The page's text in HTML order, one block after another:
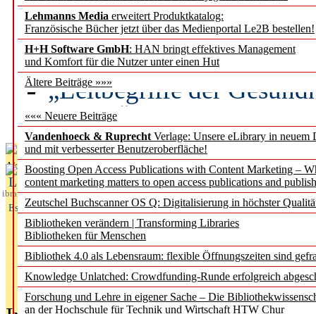
Lehmanns Media erweitert Produktkatalog:
Französische Bücher jetzt über das Medienportal Le2B bestellen!
H+H Software GmbH: HAN bringt effektives Management
und Komfort für die Nutzer unter einen Hut
Ältere Beiträge »»»
««« Neuere Beiträge
Vandenhoeck & Ruprecht Verlage: Unsere eLibrary in neuem
und mit verbesserter Benutzeroberfläche!
Boosting Open Access Publications with Content Marketing –
content marketing matters to open access publications and
Zeutschel Buchscanner OS Q: Digitalisierung in höchster
Bibliotheken verändern | Transforming Libraries
Bibliotheken für Menschen
Bibliothek 4.0 als Lebensraum: flexible Öffnungszeiten sind
Knowledge Unlatched: Crowdfunding-Runde erfolgreich
Forschung und Lehre in eigener Sache – Die
an der Hochschule für Technik und Wirtschaft HTW Chur
Künstliche Intelligenz
besser zu verstehen
„Leitbegriffe der
des BIÖG erscheinen
Aktuelles aus
L
ibrary
Essentials